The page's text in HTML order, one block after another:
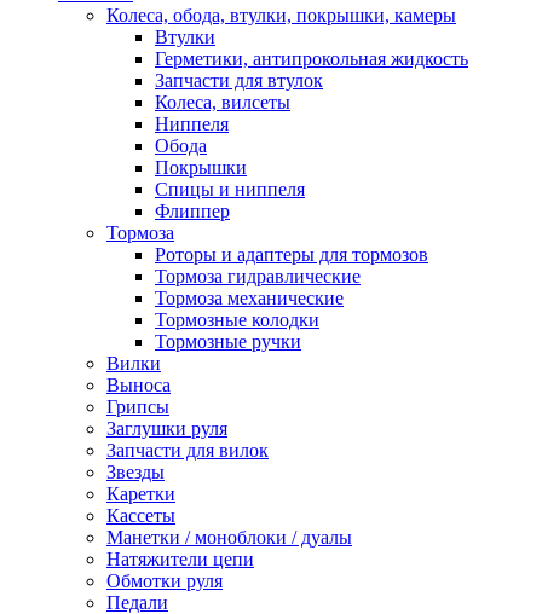
Колеса, обода, втулки, покрышки, камеры
Втулки
Герметики, антипрокольная жидкость
Запчасти для втулок
Колеса, вилсеты
Ниппеля
Обода
Покрышки
Спицы и ниппеля
Флиппер
Тормоза
Роторы и адаптеры для тормозов
Тормоза гидравлические
Тормоза механические
Тормозные колодки
Тормозные ручки
Вилки
Выноса
Грипсы
Заглушки руля
Запчасти для вилок
Звезды
Каретки
Кассеты
Манетки / моноблоки / дуалы
Натяжители цепи
Обмотки руля
Педали